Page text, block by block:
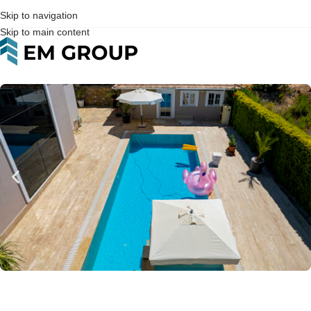
Skip to navigation
Skip to main content
Home>Вилла >Продается